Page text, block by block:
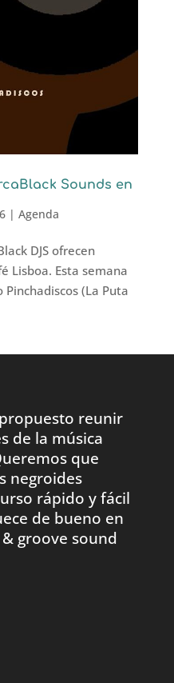
Sounds en
| Agenda
DJS ofrecen
Lisboa. Esta semana
(La Puta
reunir
de la música
que
negroides
rápido y fácil
de bueno en
groove sound